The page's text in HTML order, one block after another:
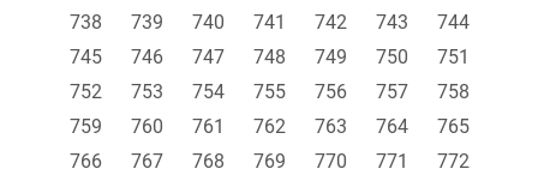
738
739 740 741 742 743
744
745
746 747 748 749 750
751
752
753 754 755 756 757
758
759
760 761 762 763 764
765
766
767 768 769 770 771
772